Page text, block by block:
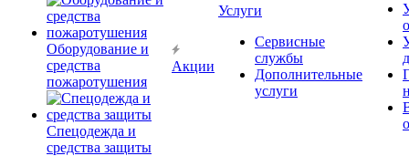
Оборудование и
средства
пожаротушения
Спецодежда и
средства защиты
Акции
Услуги
Сервисные
службы
Дополнительные
услуги